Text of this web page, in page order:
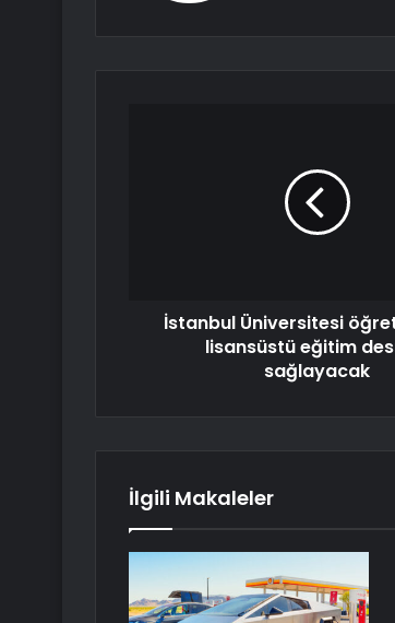
İstanbul Üniversitesi
lisansüstü eğitim
sağlayacak
İlgili Makaleler